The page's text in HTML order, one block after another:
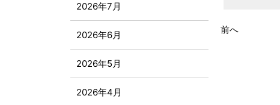
前へ
2026年7月
2026年6月
2026年5月
2026年4月